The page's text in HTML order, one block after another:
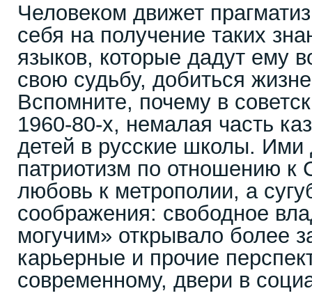
Человеком движет
себя на получение таких
языков, которые дадут ему
свою судьбу, добиться
Вспомните, почему в
1960-80-х, немалая часть
детей в русские школы. Ими
патриотизм по отношению
любовь к метрополии, а
соображения: свободное
могучим» открывало более
карьерные и прочие
современному, двери в